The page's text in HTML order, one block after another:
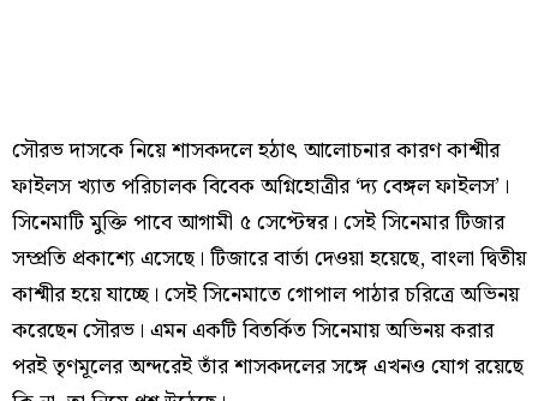
সৌরভ দাসকে নিয়ে শাসকদলে হঠাৎ আলোচনার কারণ কাশ্মীর
ফাইলস খ্যাত পরিচালক বিবেক অগ্নিহোত্রীর ‘দ্য বেঙ্গল ফাইলস’।
সিনেমাটি মুক্তি পাবে আগামী ৫ সেপ্টেম্বর। সেই সিনেমার টিজার
সম্প্রতি প্রকাশ্যে এসেছে। টিজারে বার্তা দেওয়া হয়েছে, বাংলা দ্বিতীয়
কাশ্মীর হয়ে যাচ্ছে। সেই সিনেমাতে গোপাল পাঠার চরিত্রে অভিনয়
করেছেন সৌরভ। এমন একটি বিতর্কিত সিনেমায় অভিনয় করার
পরই তৃণমূলের অন্দরেই তাঁর শাসকদলের সঙ্গে এখনও যোগ রয়েছে